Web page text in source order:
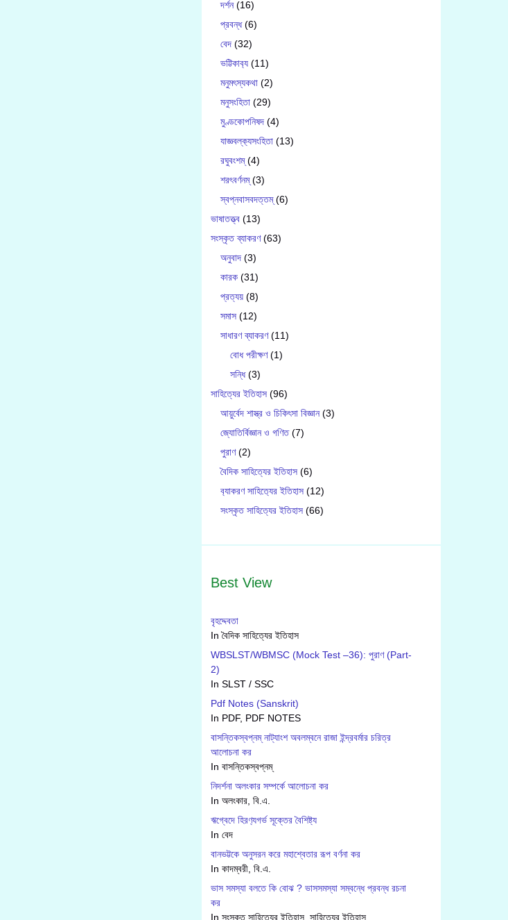
দর্শন(16)
প্রবন্ধ(6)
বেদ (32)
ভট্টিকাব‍্য (11)
মনুমৎস্যকথা (2)
মনুসংহিতা (29)
মুণ্ডকোপনিষদ (4)
যাজ্ঞবল্ক‍্যসংহিতা (13)
রঘুবংশম্(4)
শরৎবর্ণনম্(3)
স্বপ্নবাসবদত্তম্(6)
ভাষাতত্ত্ব (13)
সংস্কৃত ব্যাকরণ(63)
অনুবাদ (3)
কারক (31)
প্রত্যয় (8)
সমাস (12)
সাধারণ ব্যাকরণ(11)
বোধ পরীক্ষণ(1)
সন্ধি(3)
সাহিত্যের ইতিহাস (96)
আয়ুর্বেদ শাস্ত্র ও চিকিৎসা বিজ্ঞান(3)
জ্যোতির্বিজ্ঞান ও গণিত(7)
পুরাণ(2)
বৈদিক সাহিত্যের ইতিহাস (6)
ব‍্যাকরণ সাহিত‍্যের ইতিহাস (12)
সংস্কৃত সাহিত্যের ইতিহাস (66)
Best View
বৃহদ্দেবতা
In বৈদিক সাহিত্যের ইতিহাস
WBSLST/WBMSC (Mock Test –36): পুরাণ (Part-
2)
In SLST / SSC
Pdf Notes (Sanskrit)
In PDF, PDF NOTES
বাসন্তিকস্বপ্নম্ নাট্যাংশ অবলম্বনে রাজা ইন্দ্রবর্মার চরিত্র
আলোচনা কর
In বাসন্তিকস্বপ্নম্
নিদর্শনা অলংকার সম্পর্কে আলোচনা কর
In অলংকার, বি.এ.
ঋগ্বেদে হিরণ‍্যগর্ভ সূক্তের বৈশিষ্ট‍্য
In বেদ
বানভট্টকে অনুসরন করে মহাশ্বেতার রূপ বর্ণনা কর
In কাদম্বরী, বি.এ.
ভাস সমস্যা বলতে কি বোঝ ? ভাসসমস্যা সম্বন্ধে প্রবন্ধ রচনা
কর
In সংস্কৃত সাহিত্যের ইতিহাস, সাহিত্যের ইতিহাস